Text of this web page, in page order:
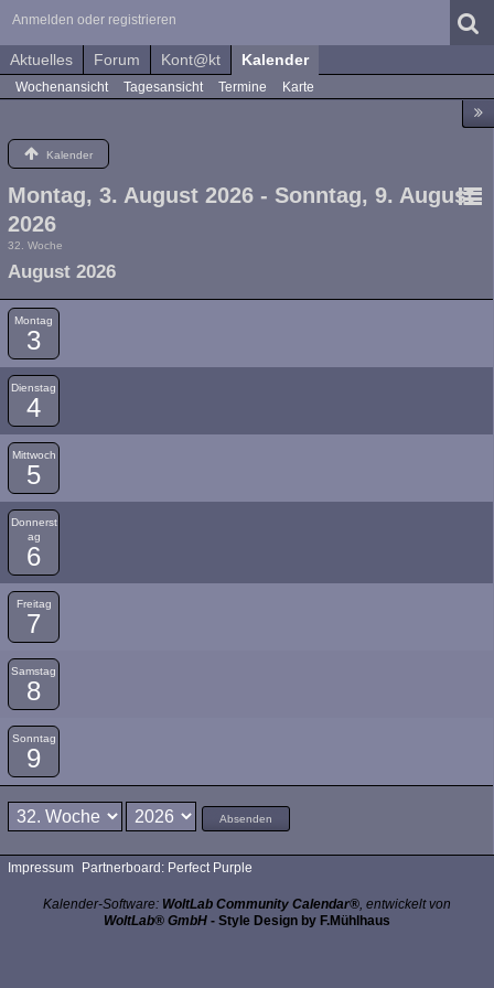
Anmelden oder registrieren
Aktuelles Forum Kont@kt Kalender
Wochenansicht Tagesansicht Termine Karte
Kalender
Montag, 3. August 2026 - Sonntag, 9. August
2026
32. Woche
August 2026
Montag
3
Dienstag
4
Mittwoch
5
Donnerst
ag
6
Freitag
7
Samstag
8
Sonntag
9
Absenden
Impressum Partnerboard: Perfect Purple
Kalender-Software: WoltLab Community Calendar®, entwickelt von
WoltLab® GmbH